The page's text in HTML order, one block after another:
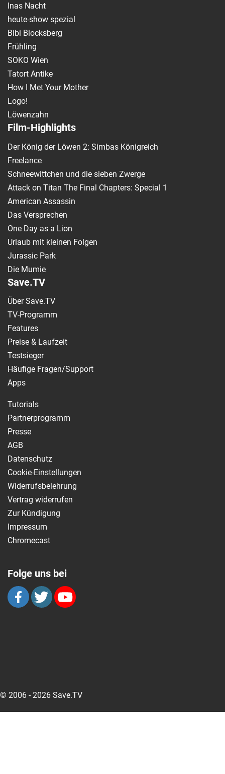
Inas Nacht
heute-show spezial
Bibi Blocksberg
Frühling
SOKO Wien
Tatort Antike
How I Met Your Mother
Logo!
Löwenzahn
Film-Highlights
Der König der Löwen 2: Simbas Königreich
Freelance
Schneewittchen und die sieben Zwerge
Attack on Titan The Final Chapters: Special 1
American Assassin
Das Versprechen
One Day as a Lion
Urlaub mit kleinen Folgen
Jurassic Park
Die Mumie
Save.TV
Über Save.TV
TV-Programm
Features
Preise & Laufzeit
Testsieger
Häufige Fragen/Support
Apps
Tutorials
Partnerprogramm
Presse
AGB
Datenschutz
Cookie-Einstellungen
Widerrufsbelehrung
Vertrag widerrufen
Zur Kündigung
Impressum
Chromecast
Folge uns bei
© 2006 - 2026 Save.TV